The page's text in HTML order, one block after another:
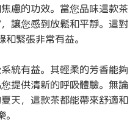
慮的功效。當您品味這款茶
讓您感到放鬆和平靜。這對
緊張非常有益。
統有益。其輕柔的芳香能夠
提供清新的呼吸體驗。無論
天，這款茶都能帶來舒適和